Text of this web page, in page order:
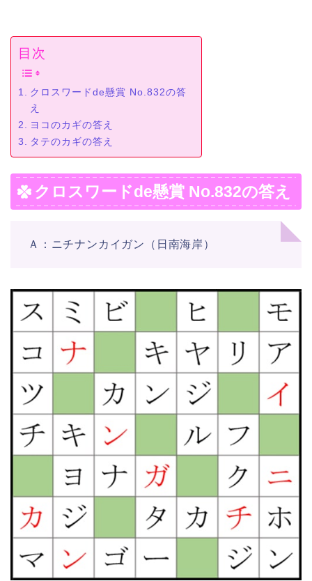
目次
クロスワードde懸賞 No.832の答
え
ヨコのカギの答え
タテのカギの答え
クロスワードde懸賞 No.832の答え
Ａ：ニチナンカイガン（日南海岸）